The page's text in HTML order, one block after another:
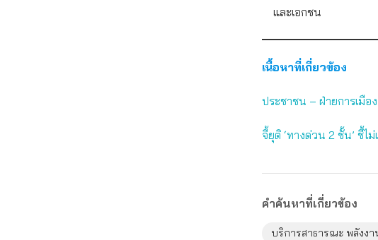
และเอกชน
เนื้อหาที่เกี่ยวข้อง
ประชาชน – ฝ่ายการเมื
จี้ยุติ ‘ทางด่วน 2 ชั้น’ ชี้ไ
คำค้นหาที่เกี่ยวข้อง
บริการสาธารณะ พลังงา